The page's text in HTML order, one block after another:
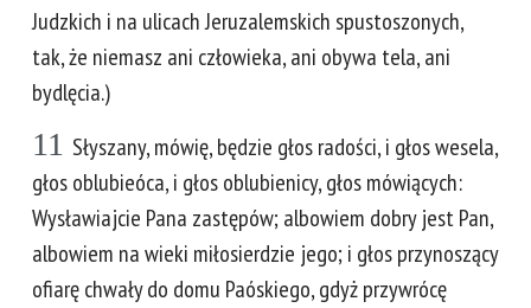
Judzkich i na ulicach Jeruzalemskich spustoszonych,
tak, że niemasz ani człowieka, ani obywa tela, ani
bydlęcia.)
11 Słyszany, mówię, będzie głos radości, i głos wesela,
głos oblubieóca, i głos oblubienicy, głos mówiących:
Wysławiajcie Pana zastępów; albowiem dobry jest Pan,
albowiem na wieki miłosierdzie jego; i głos przynoszący
ofiarę chwały do domu Paóskiego, gdyż przywrócę